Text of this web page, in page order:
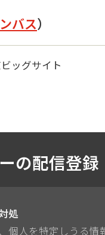
バス）
ッグサイト
の配信登録
処
個人を特定しうる